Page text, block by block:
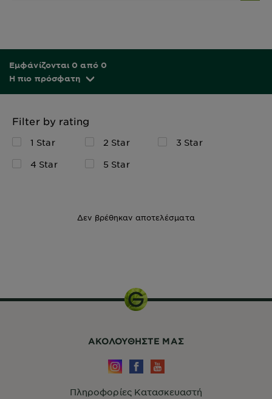
Εμφάνίζονται 0 από 0
Η πιο πρόσφατη
Filter by rating
1 Star 2 Star
3 Star
4 Star
5 Star
Δεν βρέθηκαν αποτελέσματα
ΑΚΟΛΟΥΘHΣΤΕ ΜΑΣ
Πληροφορίες Κατασκευαστή